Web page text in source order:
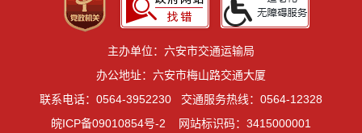
主办单位：六安市交通运输局
办公地址：六安市梅山路交通大厦
联系电话：0564-3952230
交通服务热线：0564-12328
皖ICP备09010854号-2
网站标识码：3415000001